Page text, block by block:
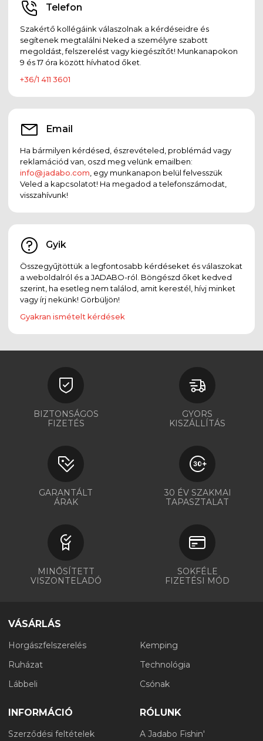
Telefon
Szakértő kollégáink válaszolnak a kérdéseidre és
segítenek megtalálni Neked a személyre szabott
megoldást, felszerelést vagy kiegészítőt! Munkanapokon
9 és 17 óra között hívhatod őket.
+36/1 411 3601
Email
Ha bármilyen kérdésed, észrevételed, problémád vagy
reklamációd van, oszd meg velünk emailben:
info@jadabo.com , egy munkanapon belül felvesszük
Veled a kapcsolatot! Ha megadod a telefonszámodat,
visszahívunk!
Gyik
Összegyűjtöttük a legfontosabb kérdéseket és válaszokat
a weboldalról és a JADABO-ról. Böngészd őket kedved
szerint, ha esetleg nem találod, amit kerestél, hívj minket
vagy írj nekünk! Görbüljön!
Gyakran ismételt kérdések
BIZTONSÁGOS
FIZETÉS
GYORS
KISZÁLLÍTÁS
GARANTÁLT
ÁRAK
30 ÉV SZAKMAI
TAPASZTALAT
MINŐSÍTETT
VISZONTELADÓ
SOKFÉLE
FIZETÉSI MÓD
VÁSÁRLÁS
Horgászfelszerelés
Ruházat
Lábbeli
Kemping
Technológia
Csónak
INFORMÁCIÓ
Szerződési feltételek
RÓLUNK
A Jadabo Fishin'